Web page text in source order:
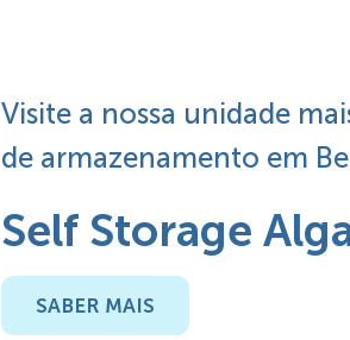
Visite a nossa unidade
de armazenamento em
Self Storage
SABER MAIS